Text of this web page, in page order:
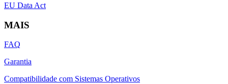
EU Data Act
MAIS
FAQ
Garantia
Compatibilidade com Sistemas Operativos